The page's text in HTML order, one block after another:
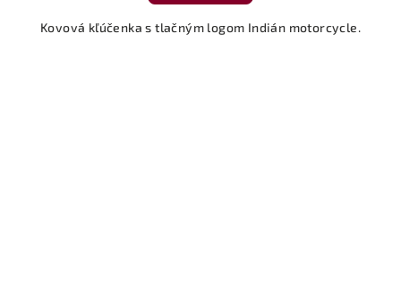
Kovová kľúčenka s tlačným logom Indián motorcycle.